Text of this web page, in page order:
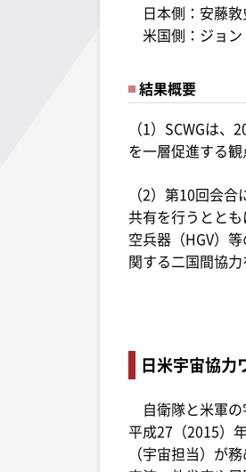
日本側：安藤敦
米国側：ジョン
結果概要
（1）SCWGは
を一層促進する観
（2）第10回会
共有を行うとと
空兵器（HGV）
関する二国間協
日米宇宙協力
自衛隊と米軍の
平成27（2015）
（宇宙担当）が